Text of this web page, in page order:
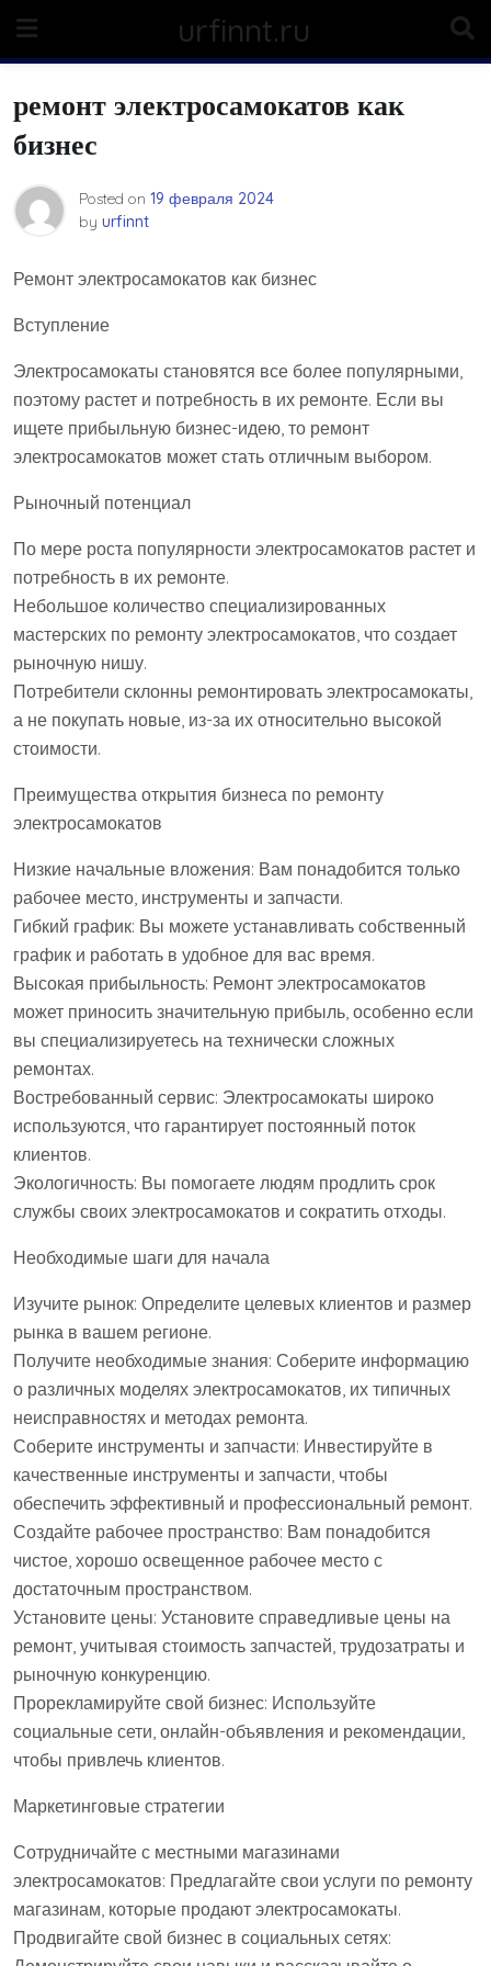
content
urfinnt.ru
ремонт электросамокатов как
бизнес
Posted on 19 февраля 2024
by urfinnt
Ремонт электросамокатов как бизнес
Вступление
Электросамокаты становятся все более популярными,
поэтому растет и потребность в их ремонте. Если вы
ищете прибыльную бизнес-идею, то ремонт
электросамокатов может стать отличным выбором.
Рыночный потенциал
По мере роста популярности электросамокатов растет и
потребность в их ремонте.
Небольшое количество специализированных
мастерских по ремонту электросамокатов, что создает
рыночную нишу.
Потребители склонны ремонтировать электросамокаты,
а не покупать новые, из-за их относительно высокой
стоимости.
Преимущества открытия бизнеса по ремонту
электросамокатов
Низкие начальные вложения: Вам понадобится только
рабочее место, инструменты и запчасти.
Гибкий график: Вы можете устанавливать собственный
график и работать в удобное для вас время.
Высокая прибыльность: Ремонт электросамокатов
может приносить значительную прибыль, особенно если
вы специализируетесь на технически сложных
ремонтах.
Востребованный сервис: Электросамокаты широко
используются, что гарантирует постоянный поток
клиентов.
Экологичность: Вы помогаете людям продлить срок
службы своих электросамокатов и сократить отходы.
Необходимые шаги для начала
Изучите рынок: Определите целевых клиентов и размер
рынка в вашем регионе.
Получите необходимые знания: Соберите информацию
о различных моделях электросамокатов, их типичных
неисправностях и методах ремонта.
Соберите инструменты и запчасти: Инвестируйте в
качественные инструменты и запчасти, чтобы
обеспечить эффективный и профессиональный ремонт.
Создайте рабочее пространство: Вам понадобится
чистое, хорошо освещенное рабочее место с
достаточным пространством.
Установите цены: Установите справедливые цены на
ремонт, учитывая стоимость запчастей, трудозатраты и
рыночную конкуренцию.
Прорекламируйте свой бизнес: Используйте
социальные сети, онлайн-объявления и рекомендации,
чтобы привлечь клиентов.
Маркетинговые стратегии
Сотрудничайте с местными магазинами
электросамокатов: Предлагайте свои услуги по ремонту
магазинам, которые продают электросамокаты.
Продвигайте свой бизнес в социальных сетях: